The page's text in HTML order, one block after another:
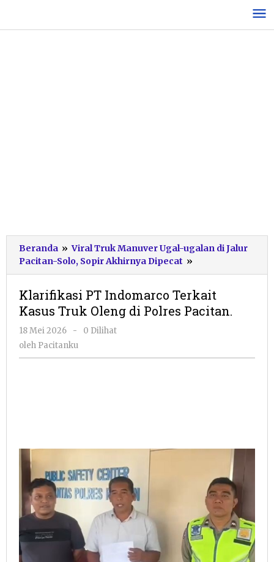
konten
Beranda » Viral Truk Manuver Ugal-ugalan di Jalur
Pacitan-Solo, Sopir Akhirnya Dipecat »
PT
Terkait
Kasus
Klarifikasi PT Indomarco Terkait
Kasus Truk Oleng di Polres Pacitan.
18 Mei 2026
oleh
Pacitanku
-
0 Dilihat
oleh Pacitanku